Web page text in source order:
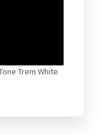
Trem White